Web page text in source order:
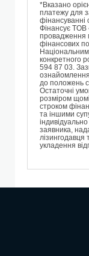
*Вказано
платежу для
фінансуванні
Фінансує TОВ
провадження
фінансових
конкретного
594 87 03.
до положень
Остаточні
розміром
строком
та іншими
заявника,
укладення